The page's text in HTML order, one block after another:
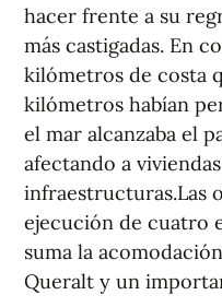
hacer frente a su
más castigadas. En
kilómetros de costa
kilómetros habían
el mar alcanzaba el
afectando a
infraestructuras.Las
ejecución de cuatro
suma la
Queralt y un